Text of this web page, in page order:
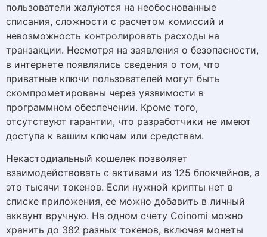
пользователи жалуются на необоснованные
списания, сложности с расчетом комиссий и
невозможность контролировать расходы на
транзакции. Несмотря на заявления о безопасности,
в интернете появлялись сведения о том, что
приватные ключи пользователей могут быть
скомпрометированы через уязвимости в
программном обеспечении. Кроме того,
отсутствуют гарантии, что разработчики не имеют
доступа к вашим ключам или средствам.
Некастодиальный кошелек позволяет
взаимодействовать с активами из 125 блокчейнов, а
это тысячи токенов. Если нужной крипты нет в
списке приложения, ее можно добавить в личный
аккаунт вручную. На одном счету Coinomi можно
хранить до 382 разных токенов, включая монеты